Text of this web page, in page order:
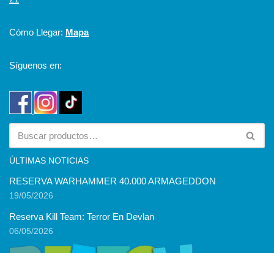
Cómo Llegar: Mapa
Síguenos en:
ÚLTIMAS NOTICIAS
RESERVA WARHAMMER 40.000 ARMAGEDDON
19/05/2026
Reserva Kill Team: Terror En Devlan
06/05/2026